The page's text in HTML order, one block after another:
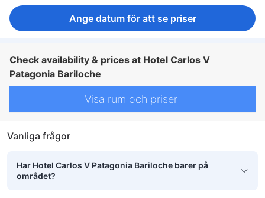
Ange datum för att se priser
Check availability & prices at Hotel Carlos V
Patagonia Bariloche
Visa rum och priser
Vanliga frågor
Har Hotel Carlos V Patagonia Bariloche barer på
området?